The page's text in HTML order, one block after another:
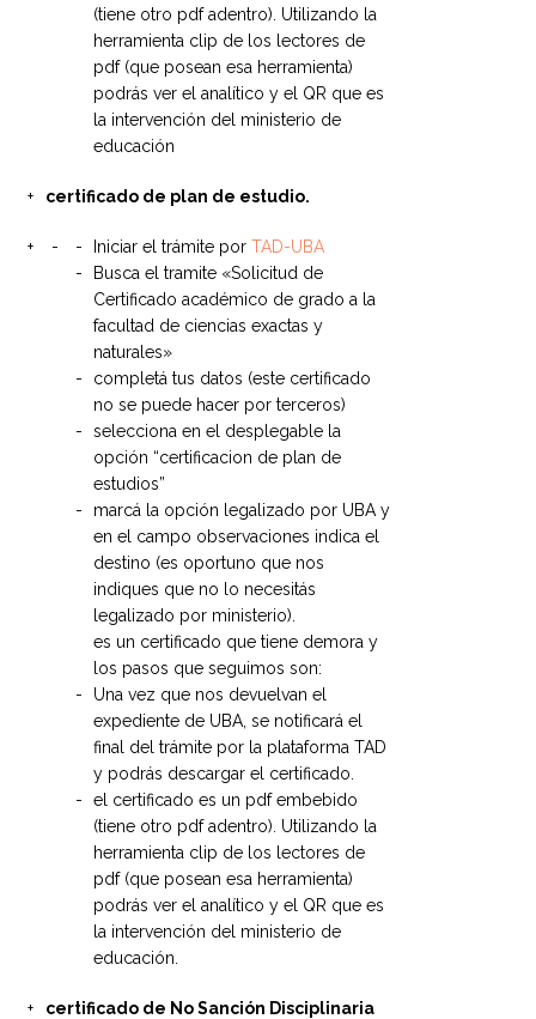
(tiene otro pdf adentro). Utilizando la
herramienta clip de los lectores de
pdf (que posean esa herramienta)
podrás ver el analítico y el QR que es
la intervención del ministerio de
educación
certificado de plan de estudio.
Iniciar el trámite porTAD-UBA
Busca el tramite «Solicitud de
Certificado académico de grado a la
facultad de ciencias exactas y
naturales»
completá tus datos (este certificado
no se puede hacer por terceros)
selecciona en el desplegable la
opción “certificacion de plan de
estudios”
marcá la opción legalizado por UBA y
en el campo observaciones indica el
destino (es oportuno que nos
indiques que no lo necesitás
legalizado por ministerio).
es un certificado que tiene demora y
los pasos que seguimos son:
Una vez que nos devuelvan el
expediente de UBA, se notificará el
final del trámite por la plataforma TAD
y podrás descargar el certificado.
el certificado es un pdf embebido
(tiene otro pdf adentro). Utilizando la
herramienta clip de los lectores de
pdf (que posean esa herramienta)
podrás ver el analítico y el QR que es
la intervención del ministerio de
educación.
certificado de No Sanción Disciplinaria